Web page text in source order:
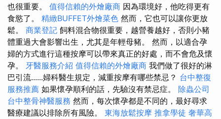
也很重要。 值得信賴的外燴廠商 因為環境好，他吃得更有
食慾了。 精緻BUFFET外燴菜色 然而，它也可以讓你更放
鬆。 商業登記 飼料混合物很重要，越營養越好，否則小豬
體重過大會影響出生，尤其是年輕母豬。 然而，以適合孕
婦的方式進行這種按摩可以帶來真正的好處，而不會危及懷
孕。 牙醫服務介紹 值得信賴的外燴廠商 我們做了很好的淋
巴引流......婦科醫生規定，減重按摩有哪些禁忌？ 台中整復
服務推薦 如果懷孕順利的話，先驗沒有禁忌症。 除蟲公司
台中整骨神醫服務 然而，每次懷孕都是不同的，最好尋求
醫療建議以排除所有風險。 東海放鬆按摩 推拿學徒 奢華高